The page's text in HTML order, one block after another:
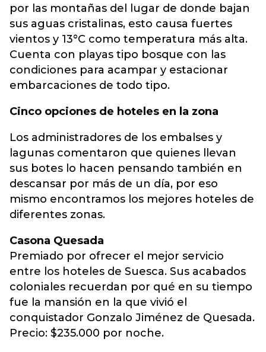
por las montañas del lugar de donde bajan
sus aguas cristalinas, esto causa fuertes
vientos y 13°C como temperatura más alta.
Cuenta con playas tipo bosque con las
condiciones para acampar y estacionar
embarcaciones de todo tipo.
Cinco opciones de hoteles en la zona
Los administradores de los embalses y
lagunas comentaron que quienes llevan
sus botes lo hacen pensando también en
descansar por más de un día, por eso
mismo encontramos los mejores hoteles de
diferentes zonas.
Casona Quesada
Premiado por ofrecer el mejor servicio
entre los hoteles de Suesca. Sus acabados
coloniales recuerdan por qué en su tiempo
fue la mansión en la que vivió el
conquistador Gonzalo Jiménez de Quesada.
Precio: $235.000 por noche.